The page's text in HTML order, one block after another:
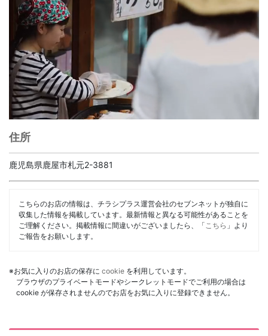
住所
鹿児島県鹿屋市札元2-3881
こちらのお店の情報は、チラシプラス運営会社のセブンネットが独自に
収集した情報を掲載しています。最新情報と異なる可能性があることを
ご理解ください。掲載情報に間違いがございましたら、「 こちら 」より
ご報告をお願いします。
※お気に入りのお店の保存に cookie を利用しています。
ブラウザのプライベートモードやシークレットモードでご利用の場合は
cookie が保存されませんのでお店をお気に入りに登録できません。